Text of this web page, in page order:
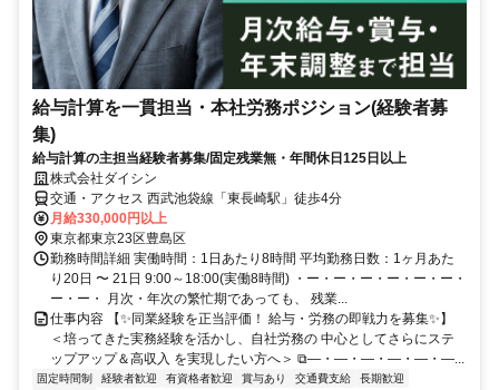
給与計算を一貫担当・本社労務ポジション(経験者募
集)
給与計算の主担当経験者募集/固定残業無・年間休日125日以上
株式会社ダイシン
交通・アクセス 西武池袋線「東長崎駅」徒歩4分
月給330,000円以上
東京都東京23区豊島区
勤務時間詳細 実働時間：1日あたり8時間 平均勤務日数：1ヶ月あた
り20日 〜 21日 9:00～18:00(実働8時間) ・ー・ー・ー・ー・ー・ー・
ー・ー・ 月次・年次の繁忙期であっても、 残業...
仕事内容 【✨同業経験を正当評価！ 給与・労務の即戦力を募集✨】
＜培ってきた実務経験を活かし、自社労務の 中心としてさらにステ
ップアップ＆高収入 を実現したい方へ＞ ⧉―・―・―・―・―・―...
固定時間制 経験者歓迎 有資格者歓迎 賞与あり 交通費支給
長期歓迎